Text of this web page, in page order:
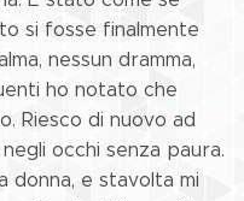
si fosse finalmente
nessun dramma,
ho notato che
Riesco di nuovo ad
occhi senza paura.
donna, e stavolta mi